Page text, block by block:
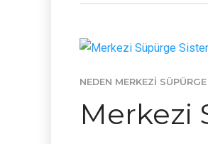
NEDEN MERKEZI SÜPÜRGE
Merkezi